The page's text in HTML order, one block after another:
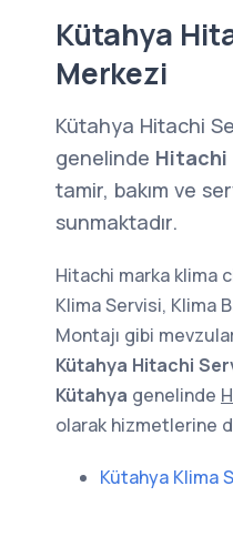
Kütahya
Merkezi
Kütahya Hitachi
genelinde Hitachi
tamir, bakım ve
sunmaktadır.
Hitachi marka klima
Klima Servisi, Klima
Montajı gibi
Kütahya Hitachi
Kütahya genelinde
olarak hizmetlerine
Kütahya Klima